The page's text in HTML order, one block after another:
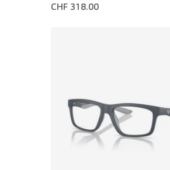
CHF 318.00